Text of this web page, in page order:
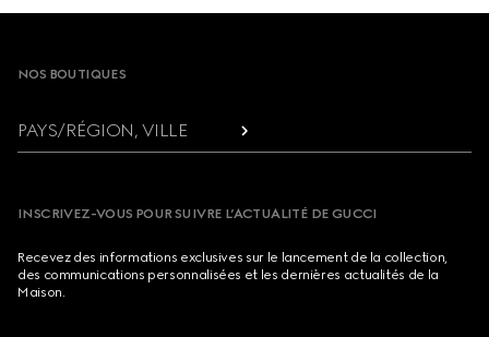
NOS BOUTIQUES
PAYS/RÉGION, VILLE
INSCRIVEZ-VOUS POUR SUIVRE L’ACTUALITÉ DE GUCCI
Recevez des informations exclusives sur le lancement de la collection,
des communications personnalisées et les dernières actualités de la
Maison.